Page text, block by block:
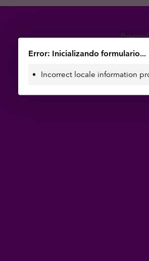
Error: Inicializando formulario...
Incorrect locale information